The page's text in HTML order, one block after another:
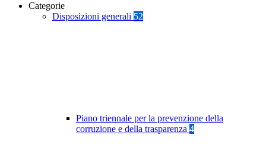
Categorie
Disposizioni generali 52
Piano triennale per la prevenzione della
corruzione e della trasparenza 4